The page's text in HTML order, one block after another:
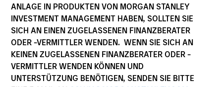
ANLAGE IN PRODUKTEN VON MORGAN STANLEY
INVESTMENT MANAGEMENT HABEN, SOLLTEN SIE
SICH AN EINEN ZUGELASSENEN FINANZBERATER
ODER -VERMITTLER WENDEN. WENN SIE SICH AN
KEINEN ZUGELASSENEN FINANZBERATER ODER -
VERMITTLER WENDEN KÖNNEN UND
UNTERSTÜTZUNG BENÖTIGEN, SENDEN SIE BITTE